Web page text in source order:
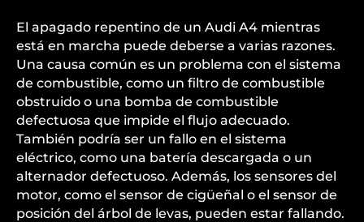
El apagado repentino de un Audi A4 mientras
está en marcha puede deberse a varias razones.
Una causa común es un problema con el sistema
de combustible, como un filtro de combustible
obstruido o una bomba de combustible
defectuosa que impide el flujo adecuado.
También podría ser un fallo en el sistema
eléctrico, como una batería descargada o un
alternador defectuoso. Además, los sensores del
motor, como el sensor de cigüeñal o el sensor de
posición del árbol de levas, pueden estar fallando.